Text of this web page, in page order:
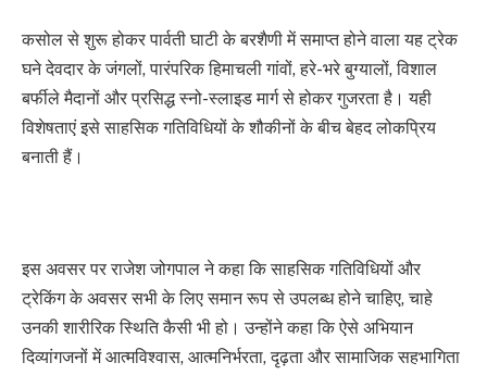
कसोल से शुरू होकर पार्वती घाटी के बरशैणी में समाप्त होने वाला यह ट्रेक
घने देवदार के जंगलों, पारंपरिक हिमाचली गांवों, हरे-भरे बुग्यालों, विशाल
बर्फीले मैदानों और प्रसिद्ध स्नो-स्लाइड मार्ग से होकर गुजरता है। यही
विशेषताएं इसे साहसिक गतिविधियों के शौकीनों के बीच बेहद लोकप्रिय
बनाती हैं।
इस अवसर पर राजेश जोगपाल ने कहा कि साहसिक गतिविधियों और
ट्रेकिंग के अवसर सभी के लिए समान रूप से उपलब्ध होने चाहिए, चाहे
उनकी शारीरिक स्थिति कैसी भी हो। उन्होंने कहा कि ऐसे अभियान
दिव्यांगजनों में आत्मविश्वास, आत्मनिर्भरता, दृढ़ता और सामाजिक सहभागिता